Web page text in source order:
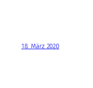
18. März 2020